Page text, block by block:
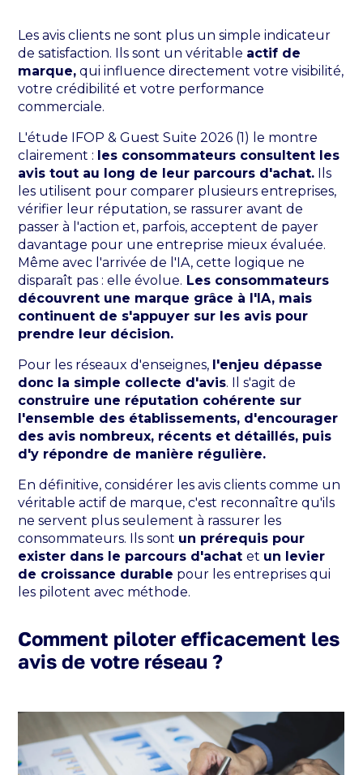
Les avis clients ne sont plus un simple indicateur
de satisfaction. Ils sont un véritable actif de
marque, qui influence directement votre visibilité,
votre crédibilité et votre performance
commerciale.
L'étude IFOP & Guest Suite 2026 (1) le montre
clairement : les consommateurs consultent les
avis tout au long de leur parcours d'achat. Ils
les utilisent pour comparer plusieurs entreprises,
vérifier leur réputation, se rassurer avant de
passer à l'action et, parfois, acceptent de payer
davantage pour une entreprise mieux évaluée.
Même avec l'arrivée de l'IA, cette logique ne
disparaît pas : elle évolue. Les consommateurs
découvrent une marque grâce à l'IA, mais
continuent de s'appuyer sur les avis pour
prendre leur décision.
Pour les réseaux d'enseignes, l'enjeu dépasse
donc la simple collecte d'avis. Il s'agit de
construire une réputation cohérente sur
l'ensemble des établissements, d'encourager
des avis nombreux, récents et détaillés, puis
d'y répondre de manière régulière.
En définitive, considérer les avis clients comme un
véritable actif de marque, c'est reconnaître qu'ils
ne servent plus seulement à rassurer les
consommateurs. Ils sont un prérequis pour
exister dans le parcours d'achatet un levier
de croissance durable pour les entreprises qui
les pilotent avec méthode.
Comment piloter efficacement les
avis de votre réseau ?